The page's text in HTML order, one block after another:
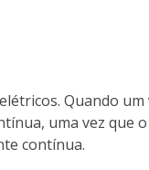
Quando um
uma vez que
contínua.